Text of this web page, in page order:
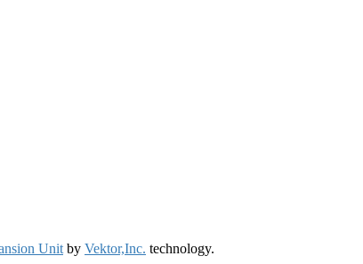
Unit by Vektor,Inc. technology.